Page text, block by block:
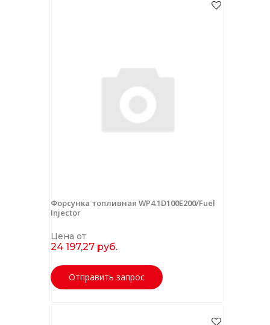
Форсунка топливная WP4.1D100E200/Fuel
Injector
Цена от
24 197,27 руб.
Отправить запрос